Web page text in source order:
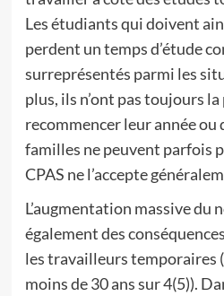
Les étudiants qui doivent
perdent un temps d’étude
surreprésentés parmi les
plus, ils n’ont pas toujours
recommencer leur année ou
familles ne peuvent parfois
CPAS ne l’accepte
L’augmentation massive du
également des
les travailleurs temporaires
moins de 30 ans sur 4(5)).